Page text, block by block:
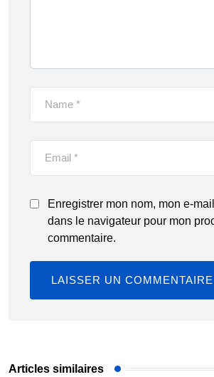
Enregistrer mon nom, mon e-
dans le navigateur pour mon
commentaire.
Articles similaires